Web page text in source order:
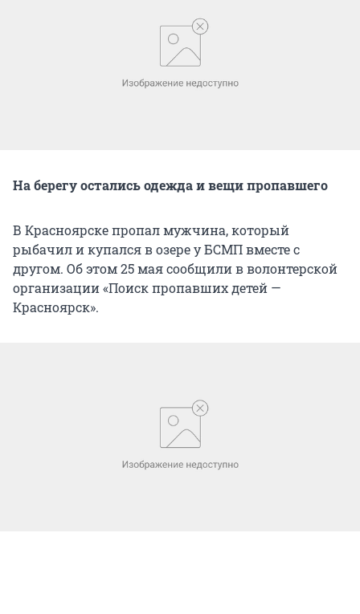
На берегу остались одежда и вещи пропавшего
В Красноярске пропал мужчина, который
рыбачил и купался в озере у БСМП вместе с
другом. Об этом 25 мая сообщили в волонтерской
организации «Поиск пропавших детей —
Красноярск».